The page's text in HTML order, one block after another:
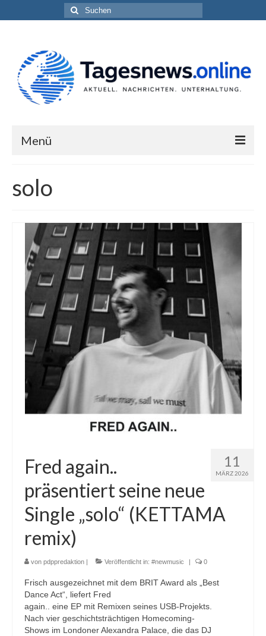
Suchen
nach:
Menü
Datenschutzerklärung
solo
11
MÄRZ 2026
Fred again..
präsentiert seine neue
Single „solo“ (KETTAMA
remix)
von pdppredaktion Veröffentlicht in: #newmusic 0
Frisch ausgezeichnet mit dem BRIT Award als „Best
Dance Act“, liefert Fred
again.. eine EP mit Remixen seines USB-Projekts.
Nach vier geschichtsträchtigen Homecoming-
Shows im Londoner Alexandra Palace, die das DJ